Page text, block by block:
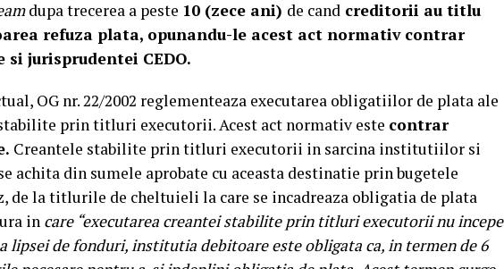
dupa trecerea a peste 10 (zece ani) de cand creditorii au titlu
refuza plata, opunandu-le acest act normativ contrar
jurisprudentei CEDO.
OG nr. 22/2002 reglementeaza executarea obligatiilor de plata ale
prin titluri executorii. Acest act normativ este contrar
Creantele stabilite prin titluri executorii in sarcina institutiilor si
achita din sumele aprobate cu aceasta destinatie prin bugetele
de la titlurile de cheltuieli la care se incadreaza obligatia de plata
in care “executarea creantei stabilite prin titluri executorii nu incepe
lipsei de fonduri, institutia debitoare este obligata ca, in termen de 6